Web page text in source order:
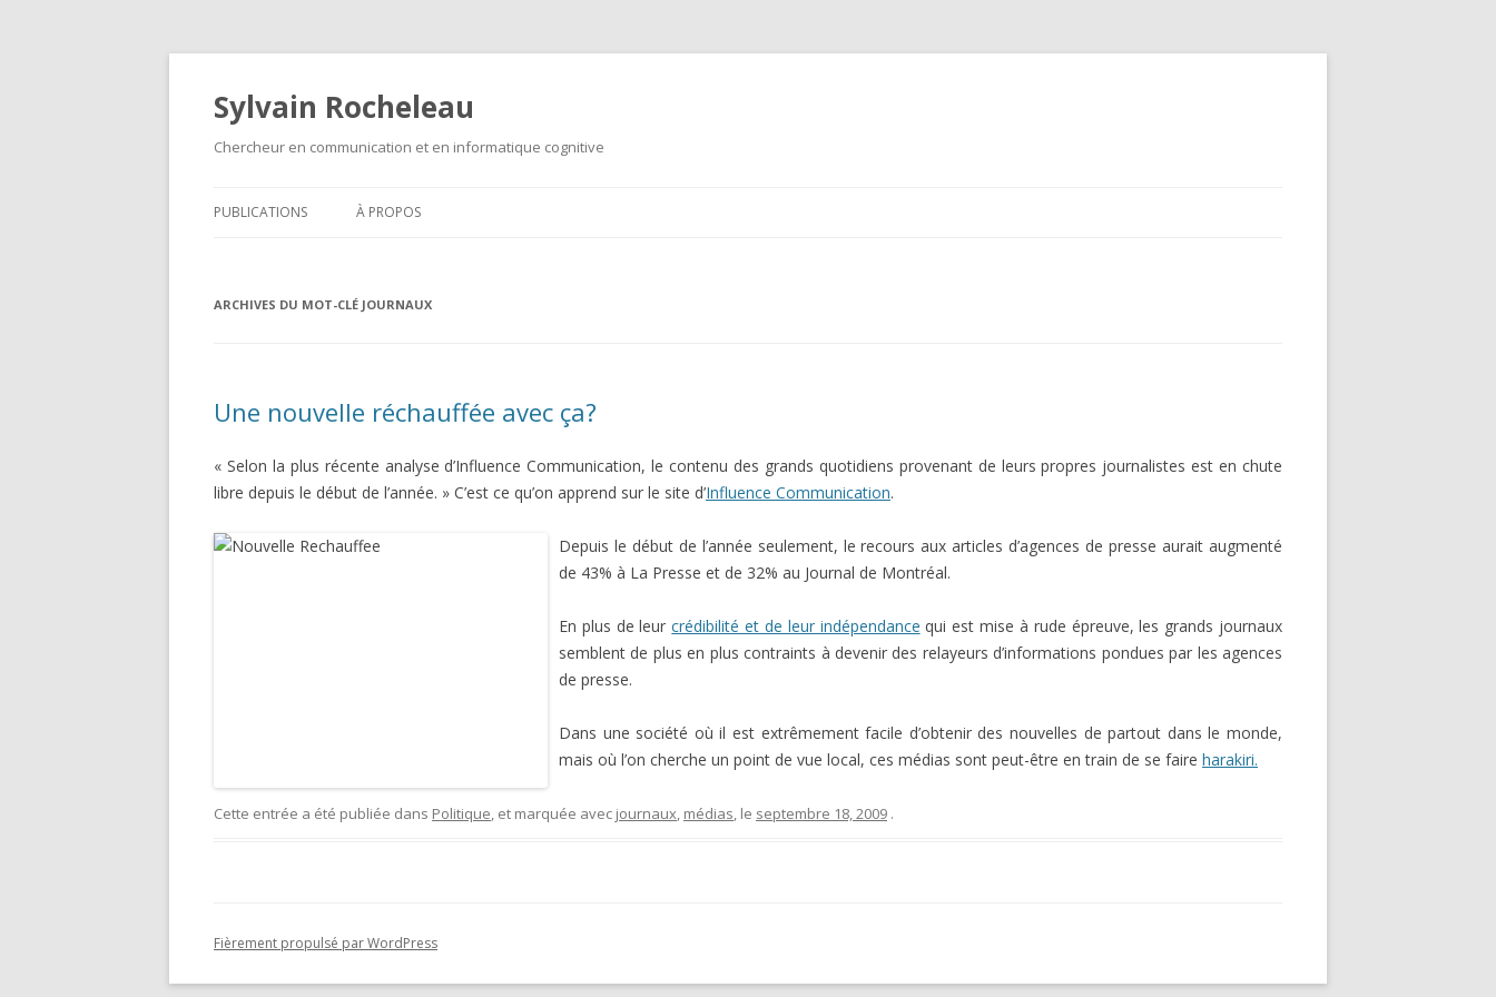
Sylvain Rocheleau
Chercheur en communication et en informatique cognitive
PUBLICATIONS À PROPOS
ARCHIVES DU MOT-CLÉ JOURNAUX
Une nouvelle réchauffée avec ça?
« Selon la plus récente analyse d’Influence Communication, le contenu des grands quotidiens provenant de leurs propres journalistes est en chute
libre depuis le début de l’année. » C’est ce qu’on apprend sur le site d’Influence Communication.
Depuis le début de l’année seulement, le recours aux articles d’agences de presse aurait augmenté
de 43% à La Presse et de 32% au Journal de Montréal.
En plus de leurcrédibilité et de leur indépendance qui est mise à rude épreuve, les grands journaux
semblent de plus en plus contraints à devenir des relayeurs d’informations pondues par les agences
de presse.
Dans une société où il est extrêmement facile d’obtenir des nouvelles de partout dans le monde,
mais où l’on cherche un point de vue local, ces médias sont peut-être en train de se faire harakiri.
Cette entrée a été publiée dans Politique, et marquée avec journaux, médias, le septembre 18, 2009 .
Fièrement propulsé par WordPress